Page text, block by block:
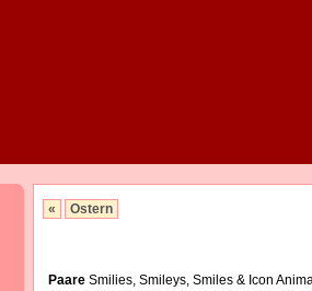
« Ostern
Paare Smilies, Smileys, Smiles & Icon